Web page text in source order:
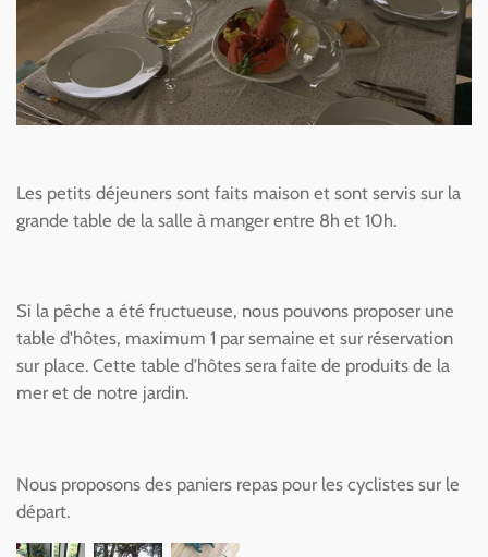
Les petits déjeuners sont faits maison et sont servis sur la
grande table de la salle à manger entre 8h et 10h.
Si la pêche a été fructueuse, nous pouvons proposer une
table d'hôtes, maximum 1 par semaine et sur réservation
sur place. Cette table d’hôtes sera faite de produits de la
mer et de notre jardin.
Nous proposons des paniers repas pour les cyclistes sur le
départ.